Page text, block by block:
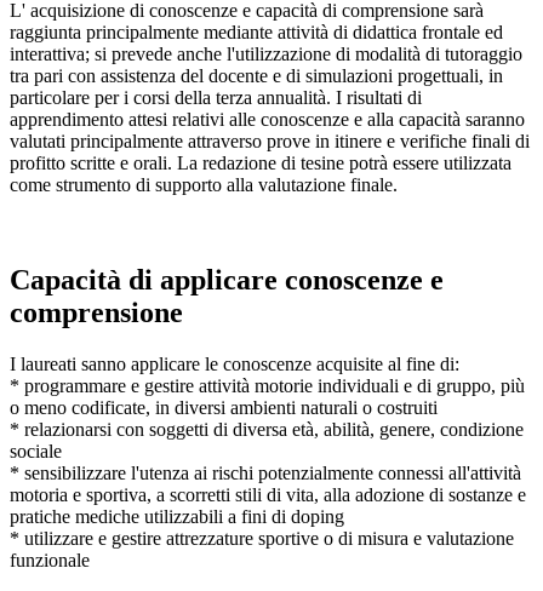
L' acquisizione di conoscenze e capacità di comprensione sarà
raggiunta principalmente mediante attività di didattica frontale ed
interattiva; si prevede anche l'utilizzazione di modalità di tutoraggio
tra pari con assistenza del docente e di simulazioni progettuali, in
particolare per i corsi della terza annualità. I risultati di
apprendimento attesi relativi alle conoscenze e alla capacità saranno
valutati principalmente attraverso prove in itinere e verifiche finali di
profitto scritte e orali. La redazione di tesine potrà essere utilizzata
come strumento di supporto alla valutazione finale.
Capacità di applicare conoscenze e
comprensione
I laureati sanno applicare le conoscenze acquisite al fine di:
* programmare e gestire attività motorie individuali e di gruppo, più
o meno codificate, in diversi ambienti naturali o costruiti
* relazionarsi con soggetti di diversa età, abilità, genere, condizione
sociale
* sensibilizzare l'utenza ai rischi potenzialmente connessi all'attività
motoria e sportiva, a scorretti stili di vita, alla adozione di sostanze e
pratiche mediche utilizzabili a fini di doping
* utilizzare e gestire attrezzature sportive o di misura e valutazione
funzionale